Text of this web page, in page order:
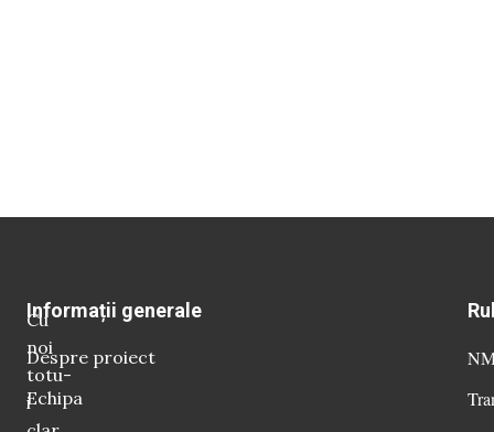
Cu
noi
totu-
i
Informații generale
Despre proiect
Echipa